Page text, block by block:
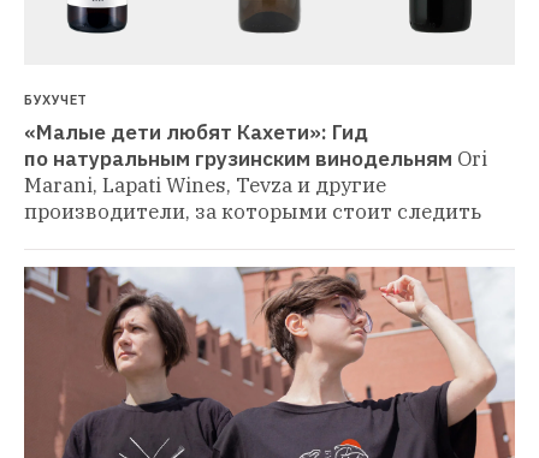
БУХУЧЕТ
«Малые дети любят Кахети»: Гид
по натуральным грузинским винодельням Ori
Marani, Lapati Wines, Tevza и другие
производители, за которыми стоит следить